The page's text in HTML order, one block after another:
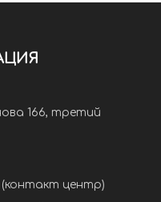
166, третий
(контакт центр)